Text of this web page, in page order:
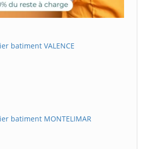
batiment VALENCE
batiment MONTELIMAR